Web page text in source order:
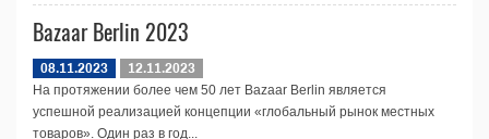
Bazaar Berlin 2023
08.11.2023
12.11.2023
На протяжении более чем 50 лет Bazaar Berlin является
успешной реализацией концепции «глобальный рынок местных
товаров». Один раз в год...